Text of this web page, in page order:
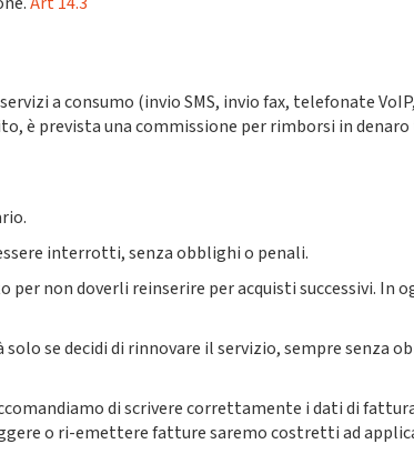
a consumo (invio SMS, invio fax, telefonate VoIP,
è prevista una commissione per rimborsi in
interrotti, senza obblighi o penali.
non doverli reinserire per acquisti successivi. In
se decidi di rinnovare il servizio, sempre senza
di scrivere correttamente i dati di
o ri-emettere fatture saremo costretti ad